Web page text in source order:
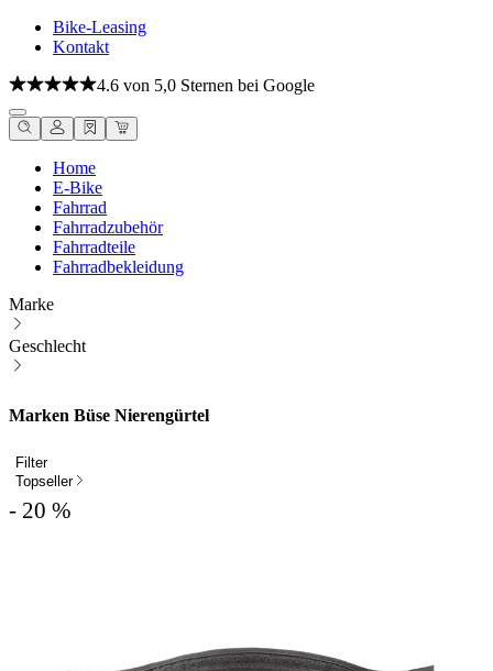
Bike-Leasing
Kontakt
4.6 von 5,0 Sternen bei Google
Home
E-Bike
Fahrrad
Fahrradzubehör
Fahrradteile
Fahrradbekleidung
Marke
Geschlecht
Marken Büse Nierengürtel
Filter
Topseller
- 20 %